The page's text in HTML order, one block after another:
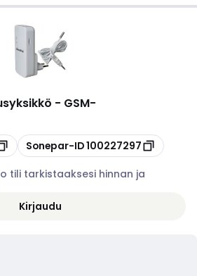
- GSM-
Kopioi
Sonepar-ID100227297
tili tarkistaaksesi hinnan ja
Kirjaudu